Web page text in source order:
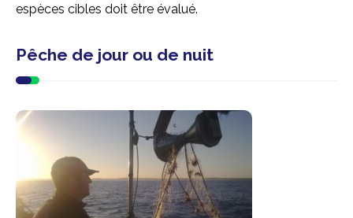
espèces cibles doit être évalué.
Pêche de jour ou de nuit